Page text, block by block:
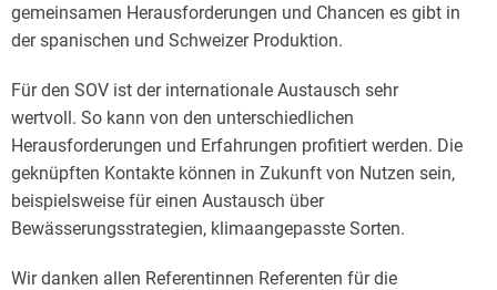
gemeinsamen Herausforderungen und Chancen es gibt in
der spanischen und Schweizer Produktion.
Für den SOV ist der internationale Austausch sehr
wertvoll. So kann von den unterschiedlichen
Herausforderungen und Erfahrungen profitiert werden. Die
geknüpften Kontakte können in Zukunft von Nutzen sein,
beispielsweise für einen Austausch über
Bewässerungsstrategien, klimaangepasste Sorten.
Wir danken allen Referentinnen Referenten für die